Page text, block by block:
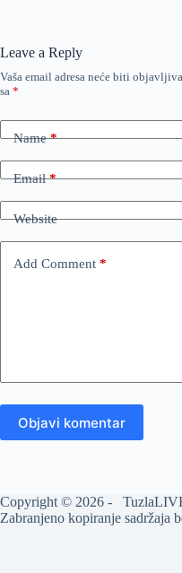
Leave a Reply
Vaša email adresa neće biti
sa *
Name*
Email*
Website
Add Comment *
Objavi komentar
Copyright © 2026 -
Zabranjeno kopiranje sadržaja